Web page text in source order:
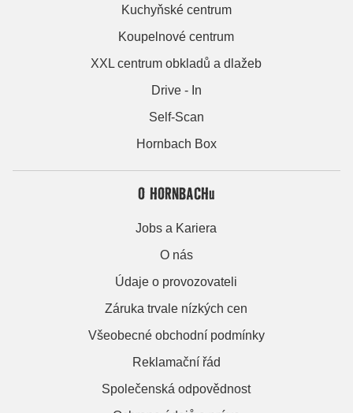
Kuchyňské centrum
Koupelnové centrum
XXL centrum obkladů a dlažeb
Drive - In
Self-Scan
Hornbach Box
O HORNBACHu
Jobs a Kariera
O nás
Údaje o provozovateli
Záruka trvale nízkých cen
Všeobecné obchodní podmínky
Reklamační řád
Společenská odpovědnost